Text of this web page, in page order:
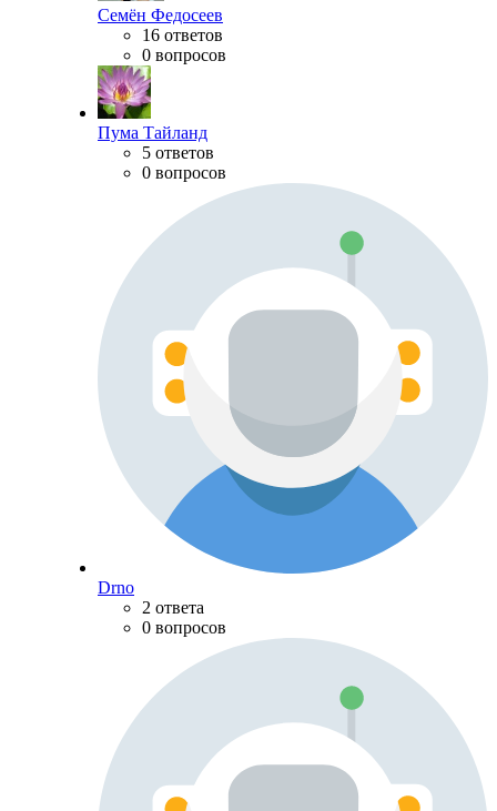
Семён Федосеев
16 ответов
0 вопросов
Пума Тайланд
5 ответов
0 вопросов
Drno
2 ответа
0 вопросов